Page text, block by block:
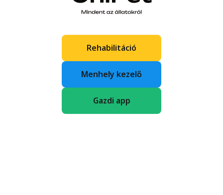
Rehabilitáció
Menhely kezelő
Gazdi app